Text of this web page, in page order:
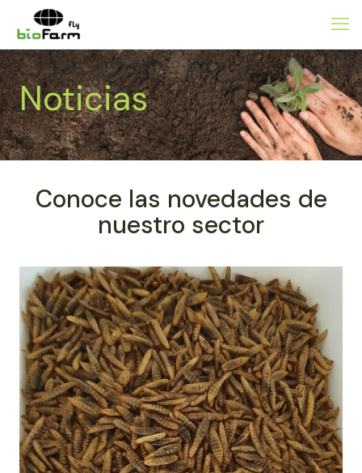
Noticias
Conoce las novedades de
nuestro sector